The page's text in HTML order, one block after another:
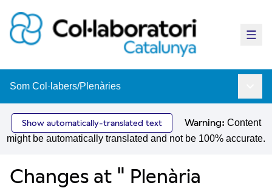
Main
Som Col·labers/Plenàries
Show automatically-translated text Warning: Content
might be automatically translated and not be 100% accurate.
Changes at " Plenària